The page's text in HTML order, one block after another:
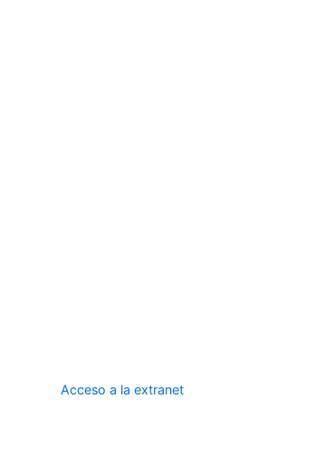
Acceso a la extranet